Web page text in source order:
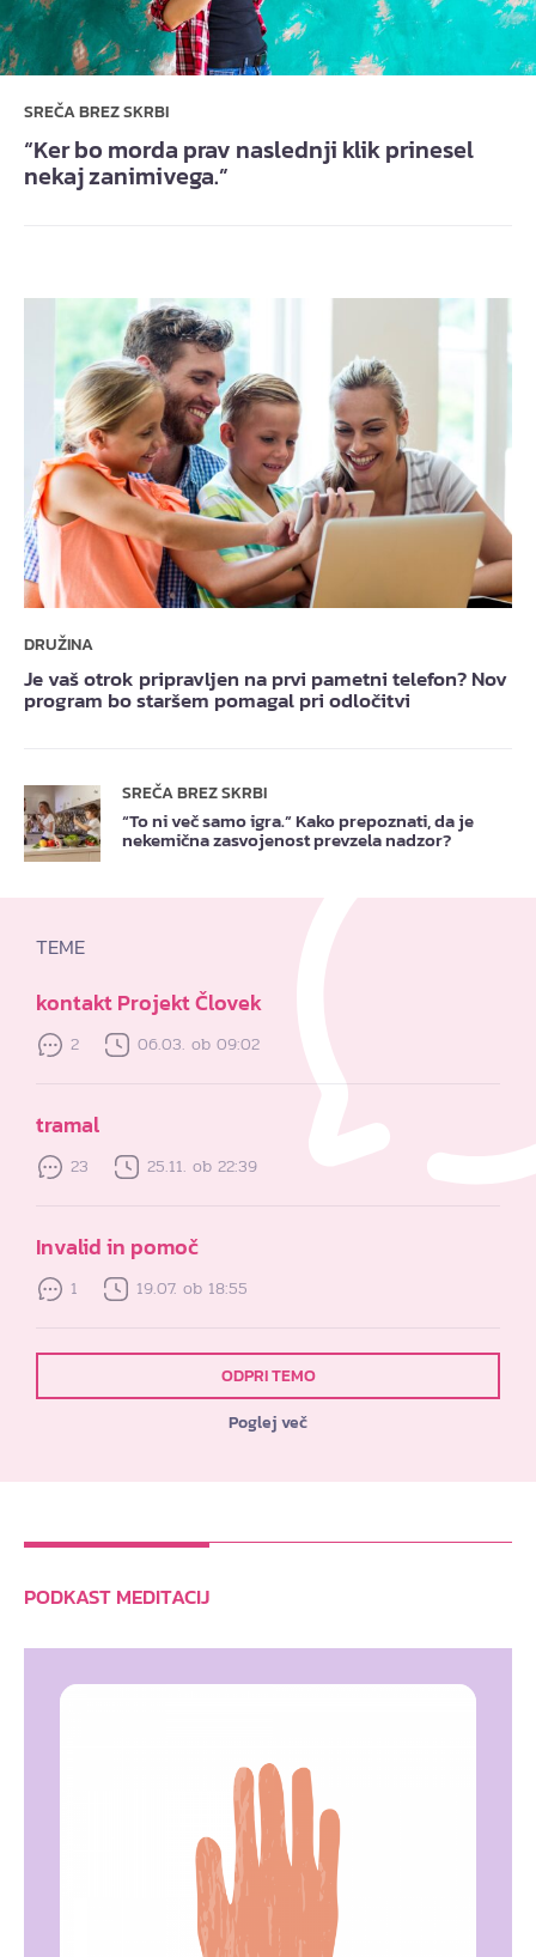
SREČA BREZ SKRBI
“Ker bo morda prav naslednji klik prinesel
nekaj zanimivega.”
DRUŽINA
Je vaš otrok pripravljen na prvi pametni telefon? Nov
program bo staršem pomagal pri odločitvi
SREČA BREZ SKRBI
“To ni več samo igra.” Kako prepoznati, da je
nekemična zasvojenost prevzela nadzor?
TEME
kontakt Projekt Človek
2 06.03. ob 09:02
tramal
23 25.11. ob 22:39
Invalid in pomoč
1 19.07. ob 18:55
ODPRI TEMO
Poglej več
PODKAST MEDITACIJ